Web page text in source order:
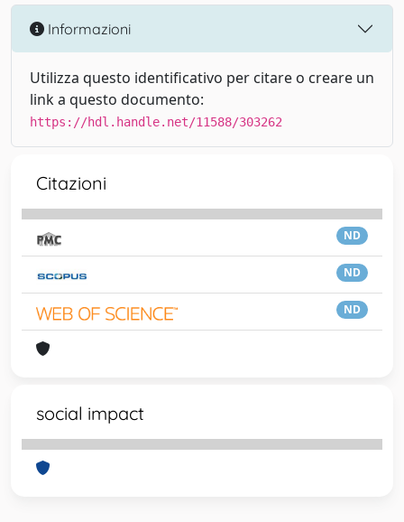
Informazioni
Utilizza questo identificativo per citare o creare un
link a questo documento:
https://hdl.handle.net/11588/303262
Citazioni
ND
ND
ND
social impact